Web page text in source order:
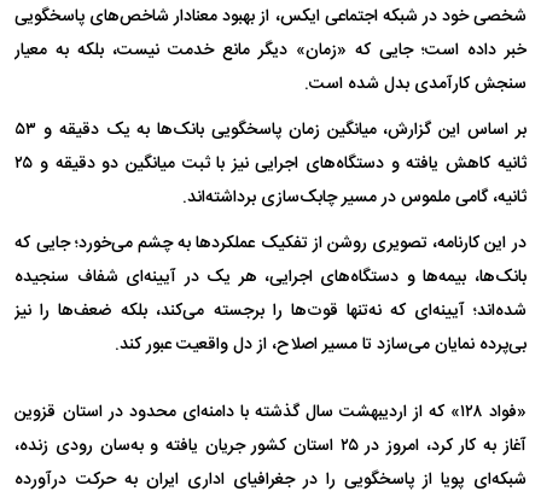
شخصی خود در شبکه اجتماعی ایکس، از بهبود معنادار شاخص‌های پاسخگویی
خبر داده است؛ جایی که «زمان» دیگر مانع خدمت نیست، بلکه به معیار
سنجش کارآمدی بدل شده است.
بر اساس این گزارش، میانگین زمان پاسخگویی بانک‌ها به یک دقیقه و ۵۳
ثانیه کاهش یافته و دستگاه‌های اجرایی نیز با ثبت میانگین دو دقیقه و ۲۵
ثانیه، گامی ملموس در مسیر چابک‌سازی برداشته‌اند.
در این کارنامه، تصویری روشن از تفکیک عملکردها به چشم می‌خورد؛ جایی که
بانک‌ها، بیمه‌ها و دستگاه‌های اجرایی، هر یک در آیینه‌ای شفاف سنجیده
شده‌اند؛ آیینه‌ای که نه‌تنها قوت‌ها را برجسته می‌کند، بلکه ضعف‌ها را نیز
بی‌پرده نمایان می‌سازد تا مسیر اصلاح، از دل واقعیت عبور کند.
«فواد ۱۲۸» که از اردیبهشت سال گذشته با دامنه‌ای محدود در استان قزوین
آغاز به کار کرد، امروز در ۲۵ استان کشور جریان یافته و به‌سان رودی زنده،
شبکه‌ای پویا از پاسخگویی را در جغرافیای اداری ایران به حرکت درآورده